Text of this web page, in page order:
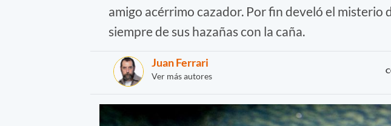
amigo acérrimo cazador. Por fin develó el misterio
siempre de sus hazañas con la caña.
Juan Ferrari
Ver más autores